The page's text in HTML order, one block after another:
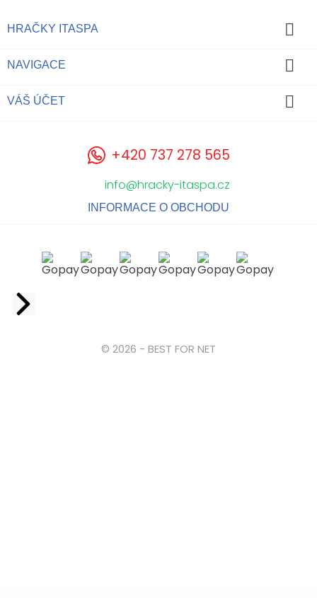
HRAČKY ITASPA 
NAVIGACE 
VÁŠ ÚČET 
+420 737 278 565
info@hracky-itaspa.cz
INFORMACE O OBCHODU
© 2026 - BEST FOR NET